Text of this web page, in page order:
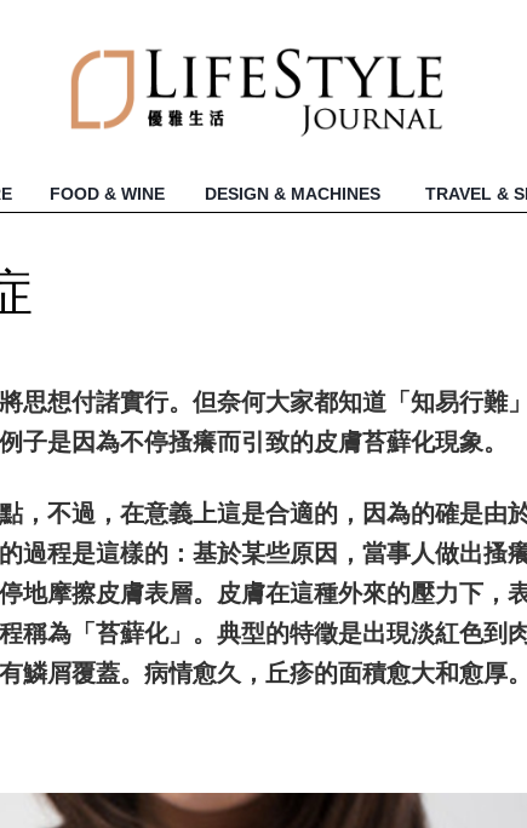
FOOD & WINE DESIGN & MACHINES TRAVEL &
思想付諸實行。但奈何大家都知道「知易行難
是因為不停搔癢而引致的皮膚苔蘚化現象。
，不過，在意義上這是合適的，因為的確是由
過程是這樣的：基於某些原因，當事人做出搔
地摩擦皮膚表層。皮膚在這種外來的壓力下，
稱為「苔蘚化」。典型的特徵是出現淡紅色到
鱗屑覆蓋。病情愈久，丘疹的面積愈大和愈厚